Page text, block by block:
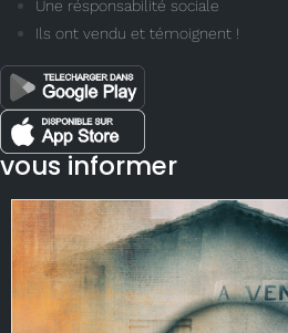
Une résponsabilité sociale
Ils ont vendu et témoignent !
vous informer